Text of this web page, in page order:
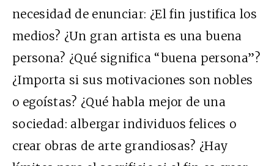
necesidad de enunciar: ¿El fin justifica los
medios? ¿Un gran artista es una buena
persona? ¿Qué significa “buena persona”?
¿Importa si sus motivaciones son nobles
o egoístas? ¿Qué habla mejor de una
sociedad: albergar individuos felices o
crear obras de arte grandiosas? ¿Hay